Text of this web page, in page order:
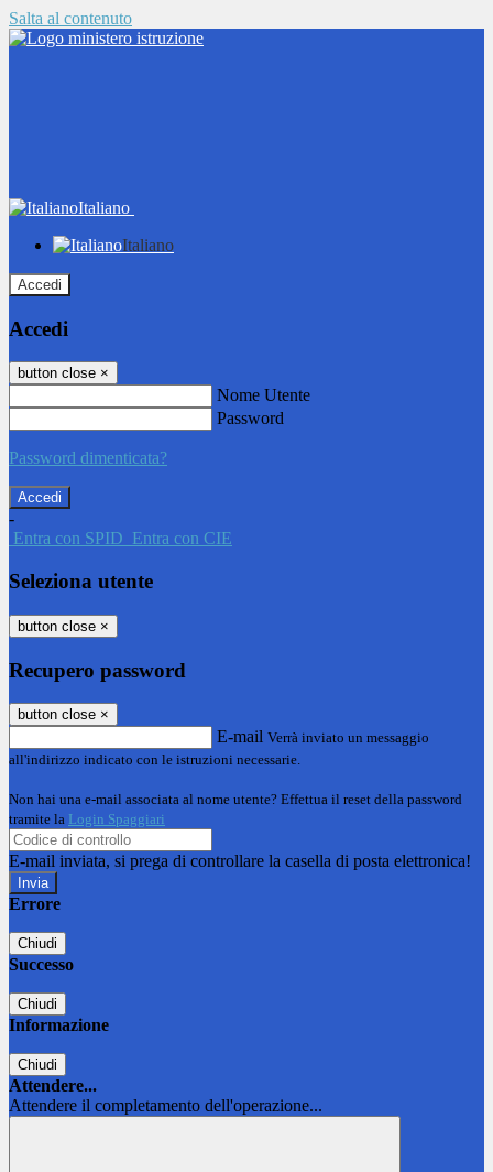
Salta al contenuto
Italiano
Italiano
Accedi
Accedi
button close ×
Nome Utente
Password
Password dimenticata?
-
Entra con SPID Entra con CIE
Seleziona utente
button close ×
Recupero password
button close ×
E-mail Verrà inviato un messaggio
all'indirizzo indicato con le istruzioni necessarie.
Non hai una e-mail associata al nome utente? Effettua il reset della password
tramite la Login Spaggiari
E-mail inviata, si prega di controllare la casella di posta elettronica!
Errore
Chiudi
Successo
Chiudi
Informazione
Chiudi
Attendere...
Attendere il completamento dell'operazione...